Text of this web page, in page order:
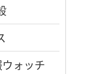
ォッチ